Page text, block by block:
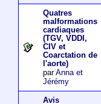
Quatres
malformations
cardiaques
(TGV, VDDI,
CIV et
Coarctation de
l'aorte)
parAnna et
Jérémy
Avis